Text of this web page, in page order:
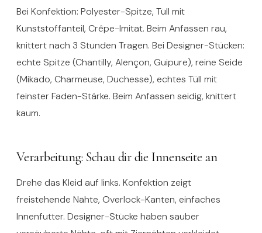
Bei Konfektion: Polyester-Spitze, Tüll mit
Kunststoffanteil, Crêpe-Imitat. Beim Anfassen rau,
knittert nach 3 Stunden Tragen. Bei Designer-Stücken:
echte Spitze (Chantilly, Alençon, Guipure), reine Seide
(Mikado, Charmeuse, Duchesse), echtes Tüll mit
feinster Faden-Stärke. Beim Anfassen seidig, knittert
kaum.
Verarbeitung: Schau dir die Innenseite an
Drehe das Kleid auf links. Konfektion zeigt
freistehende Nähte, Overlock-Kanten, einfaches
Innenfutter. Designer-Stücke haben sauber